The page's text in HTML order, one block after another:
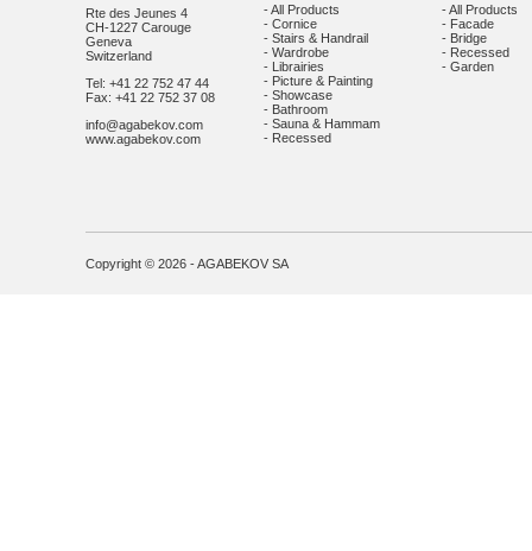
Rte des Jeunes 4
CH-1227 Carouge
Geneva
Switzerland
Tel: +41 22 752 47 44
Fax: +41 22 752 37 08
info@agabekov.com
www.agabekov.com
- All Products
- Cornice
- Stairs & Handrail
- Wardrobe
- Librairies
- Picture & Painting
- Showcase
- Bathroom
- Sauna & Hammam
- Recessed
- All Products
- Facade
- Bridge
- Recessed
- Garden
Copyright © 2026 - AGABEKOV SA